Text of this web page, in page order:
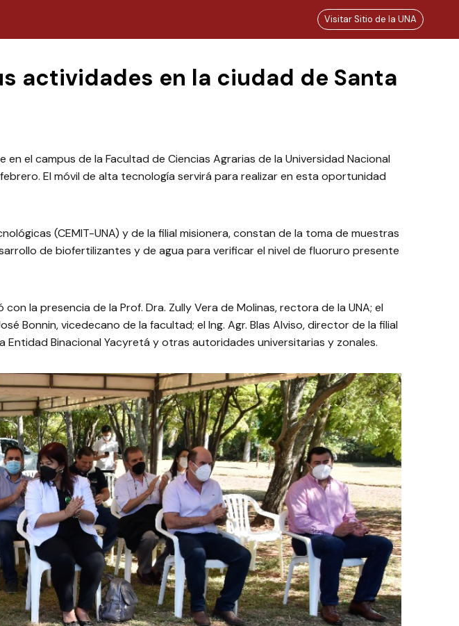
Visitar Sitio de la UNA
actividades en la ciudad de Santa
el campus de la Facultad de Ciencias Agrarias de la Universidad Nacional
El móvil de alta tecnología servirá para realizar en esta oportunidad
(CEMIT-UNA) y de la filial misionera, constan de la toma de muestras
de biofertilizantes y de agua para verificar el nivel de fluoruro presente
la presencia de la Prof. Dra. Zully Vera de Molinas, rectora de la UNA; el
Bonnin, vicedecano de la facultad; el Ing. Agr. Blas Alviso, director de la filial
Entidad Binacional Yacyretá y otras autoridades universitarias y zonales.